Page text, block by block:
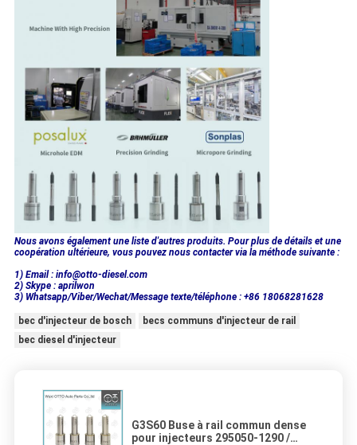
Nous avons également une liste d'autres produits. Pour plus de détails et une
coopération ultérieure, vous pouvez nous contacter via la méthode suivante :
1) Email : info@otto-diesel.com
2) Skype : aprilwon
3) Whatsapp/Viber/Wechat/Message texte/téléphone : +86 18068281628
bec d'injecteur de bosch
becs communs d'injecteur de rail
bec diesel d'injecteur
G3S60 Buse à rail commun dense
pour injecteurs 295050-1290 /